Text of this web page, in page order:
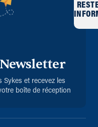
Sykes et recevez les
boîte de réception